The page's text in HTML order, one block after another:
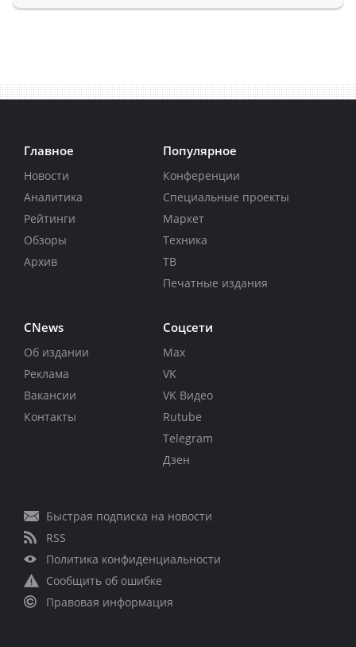
Главное
Новости
Аналитика
Рейтинги
Обзоры
Архив
Популярное
Конференции
Специальные проекты
Маркет
Техника
ТВ
Печатные издания
CNews
Об издании
Реклама
Вакансии
Контакты
Соцсети
Max
VK
VK Видео
Rutube
Telegram
Дзен
Быстрая подписка на новости
RSS
Политика конфиденциальности
Сообщить об ошибке
Правовая информация